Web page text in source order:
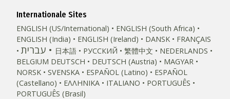
Internationale Sites
ENGLISH (US/International)
ENGLISH (South Africa)
ENGLISH (India)
ENGLISH (Ireland) DANSK FRANÇAIS
עברית 日本語 РУССКИЙ 繁體中文
NEDERLANDS
BELGIUM DEUTSCH DEUTSCH (Austria)
MAGYAR
NORSK
SVENSKA ESPAÑOL (Latino)
ESPAÑOL
(Castellano)
ΕΛΛΗΝΙΚA ITALIANO
PORTUGUÊS
PORTUGUÊS (Brasil)‎